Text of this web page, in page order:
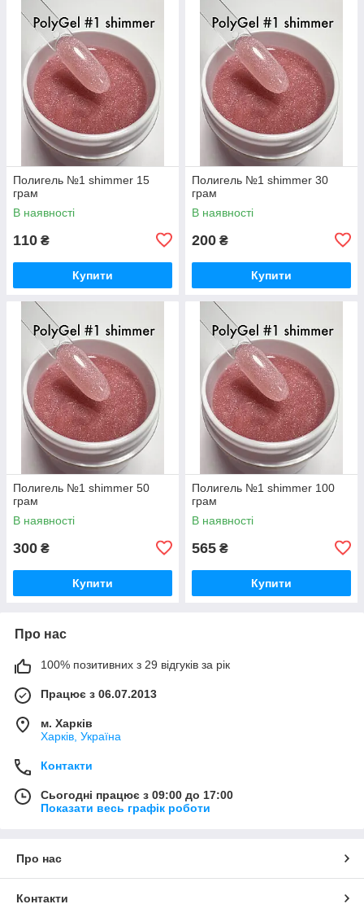
Полигель №1 shimmer 15
грам
В наявності
110 ₴
Купити
Полигель №1 shimmer 30
грам
В наявності
200 ₴
Купити
Полигель №1 shimmer 50
грам
В наявності
300 ₴
Купити
Полигель №1 shimmer 100
грам
В наявності
565 ₴
Купити
Про нас
100% позитивних з 29 відгуків за рік
Працює з 06.07.2013
м. Харків
Харків, Україна
Контакти
Сьогодні працює з 09:00 до 17:00
Показати весь графік роботи
Про нас
Контакти